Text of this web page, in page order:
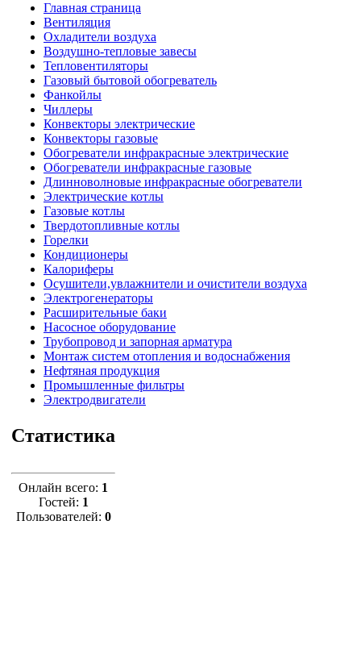
Главная страница
Вентиляция
Охладители воздуха
Воздушно-тепловые завесы
Тепловентиляторы
Газовый бытовой обогреватель
Фанкойлы
Чиллеры
Конвекторы электрические
Конвекторы газовые
Обогреватели инфракрасные электрические
Обогреватели инфракрасные газовые
Длинноволновые инфракрасные обогреватели
Электрические котлы
Газовые котлы
Твердотопливные котлы
Горелки
Кондиционеры
Калориферы
Осушители,увлажнители и очистители воздуха
Электрогенераторы
Расширительные баки
Насосное оборудование
Трубопровод и запорная арматура
Монтаж систем отопления и водоснабжения
Нефтяная продукция
Промышленные фильтры
Электродвигатели
Статистика
Онлайн всего: 1
Гостей: 1
Пользователей: 0